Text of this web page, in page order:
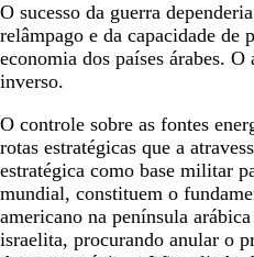
O sucesso da guerra
relâmpago e da capacidade de
economia dos países árabes.
inverso.
O controle sobre as fontes
rotas estratégicas que a
estratégica como base militar
mundial, constituem o
americano na península
israelita, procurando anular o